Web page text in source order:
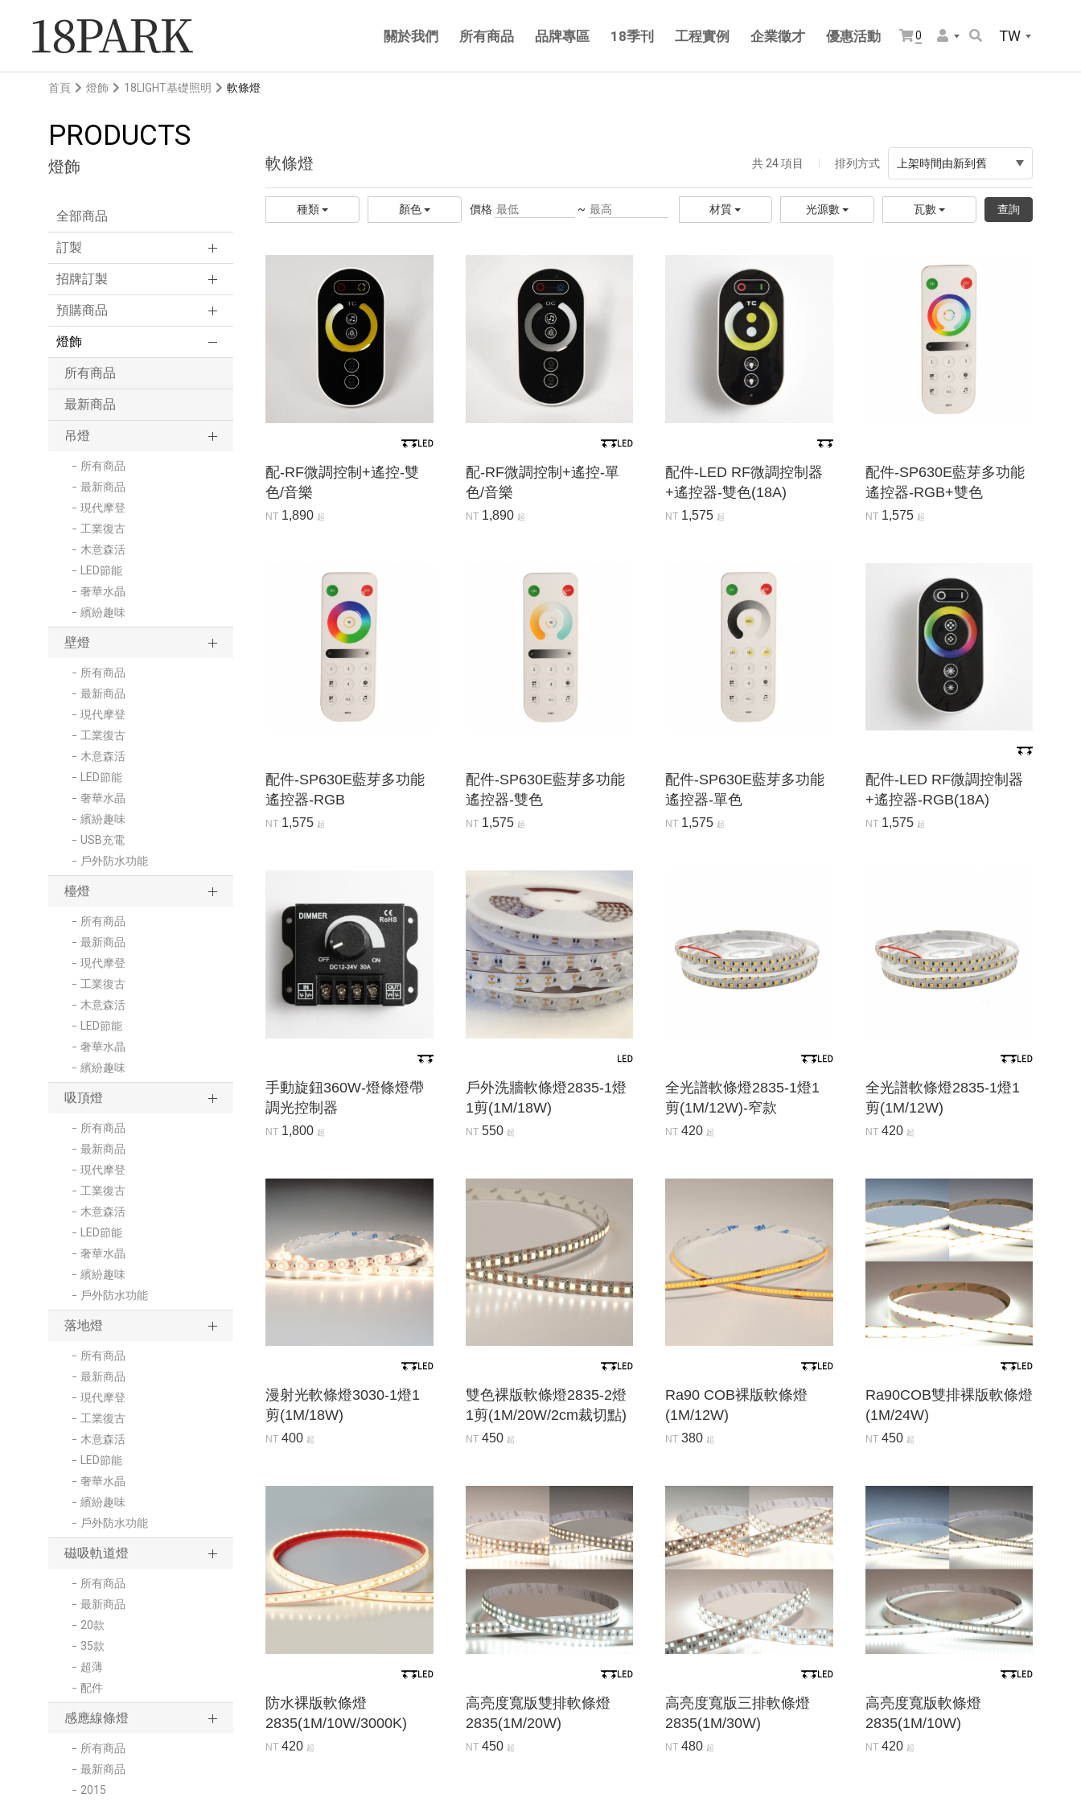
關於我們 所有商品 品牌專區 18季刊 工程實例 企業徵才 優惠活動 0 TW
首頁 燈飾 18LIGHT基礎照明 軟條燈
PRODUCTS
燈飾
全部商品
訂製
招牌訂製
預購商品
燈飾
所有商品
最新商品
吊燈
所有商品
最新商品
現代摩登
工業復古
木意森活
LED節能
奢華水晶
繽紛趣味
壁燈
所有商品
最新商品
現代摩登
工業復古
木意森活
LED節能
奢華水晶
繽紛趣味
USB充電
戶外防水功能
檯燈
所有商品
最新商品
現代摩登
工業復古
木意森活
LED節能
奢華水晶
繽紛趣味
吸頂燈
所有商品
最新商品
現代摩登
工業復古
木意森活
LED節能
奢華水晶
繽紛趣味
戶外防水功能
落地燈
所有商品
最新商品
現代摩登
工業復古
木意森活
LED節能
奢華水晶
繽紛趣味
戶外防水功能
磁吸軌道燈
所有商品
最新商品
20款
35款
超薄
配件
感應線條燈
所有商品
最新商品
2015
軟條燈 共 24 項目 排列方式 上架時間由新到舊
種類 顏色 價格 ~ 材質 光源數 瓦數 查詢
配-RF微調控制+遙控-雙
色/音樂
NT 1,890 起
配-RF微調控制+遙控-單
色/音樂
NT1,890 起
配件-LED RF微調控制器
+遙控器-雙色(18A)
NT 1,575 起
配件-SP630E藍芽多功能
遙控器-RGB+雙色
NT1,575 起
配件-SP630E藍芽多功能
遙控器-RGB
NT 1,575 起
配件-SP630E藍芽多功能
遙控器-雙色
NT1,575 起
配件-SP630E藍芽多功能
遙控器-單色
NT 1,575 起
配件-LED RF微調控制器
+遙控器-RGB(18A)
NT1,575 起
手動旋鈕360W-燈條燈帶
調光控制器
NT 1,800 起
戶外洗牆軟條燈2835-1燈
1剪(1M/18W)
NT550 起
全光譜軟條燈2835-1燈1
剪(1M/12W)-窄款
NT 420 起
全光譜軟條燈2835-1燈1
剪(1M/12W)
NT420 起
漫射光軟條燈3030-1燈1
剪(1M/18W)
NT 400 起
雙色裸版軟條燈2835-2燈
1剪(1M/20W/2cm裁切點)
NT450 起
Ra90 COB裸版軟條燈
(1M/12W)
NT 380 起
Ra90COB雙排裸版軟條燈
(1M/24W)
NT450 起
防水裸版軟條燈
2835(1M/10W/3000K)
NT 420 起
高亮度寬版雙排軟條燈
2835(1M/20W)
NT450 起
高亮度寬版三排軟條燈
2835(1M/30W)
NT 480 起
高亮度寬版軟條燈
2835(1M/10W)
NT420 起